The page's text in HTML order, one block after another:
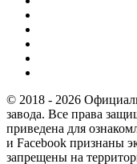
© 2018 - 2026
завода. Все права
приведена для
и Facebook признаны
запрещены на